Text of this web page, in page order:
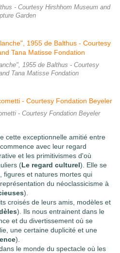
- Courtesy Hirshhom Museum and
Garden
1955 de Balthus - Courtesy
Tana Matisse Fondation
- Courtesy Fondation Beyeler
cette exceptionnelle amitié entre
avec leur regard
et les primitivismes d'où
(Le regard culturel). Elle se
figures et natures mortes qui
du néoclassicisme à
).
croisés de leurs amis, modèles et
). Ils nous entrainent dans le
et du divertissement où se
une certaine duplicité et une
).
le monde du spectacle où les